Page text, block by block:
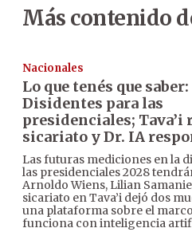
Más contenido
Nacionales
Lo que tenés que saber:
Disidentes para las
presidenciales; Tava’i
sicariato y Dr. IA
Las futuras mediciones en la
las presidenciales 2028
Arnoldo Wiens, Lilian
sicariato en Tava’i dejó dos
una plataforma sobre el
funciona con inteligencia